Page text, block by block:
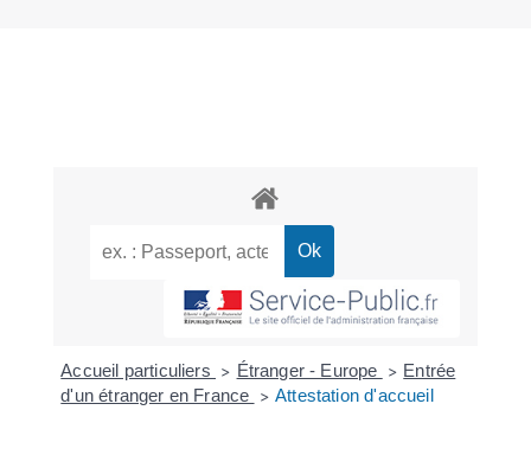
Accueil particuliers > Étranger - Europe > Entrée
d'un étranger en France
> Attestation d'accueil